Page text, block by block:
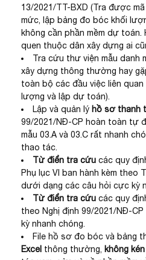
13/2021/TT-BXD (Tra được
mức, lập bảng đo bóc khối
không cần phần mềm dự toán.
quen thuộc dân xây dựng ai
Tra cứu thư viện mẫu danh
xây dựng thông thường hay
toàn bộ các đầu việc liên
lượng và lập dự toán).
Lập và quản lý hồ sơ thanh
99/2021/NĐ-CP hoàn toàn tự
mẫu 03.A và 03.C rất nhanh
thao tác.
Từ điển tra cứu các quy
Phụ lục VI ban hành kèm theo
dưới dạng các câu hỏi cực kỳ
Từ điển tra cứu các quy
theo Nghị định 99/2021/NĐ-
kỳ nhanh chóng.
File hồ sơ đo bóc và bảng
Excel thông thường, không